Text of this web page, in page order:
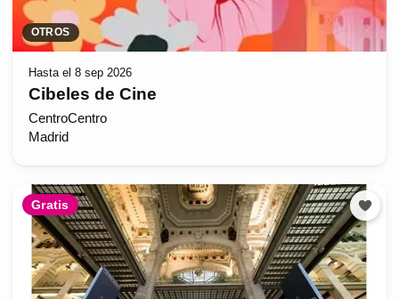
OTROS
Hasta el 8 sep 2026
Cibeles de Cine
CentroCentro
Madrid
Gratis